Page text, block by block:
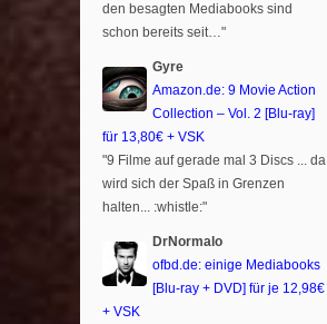
den besagten Mediabooks sind
schon bereits seit…"
Gyre
Amazon.de: 9 Movie Action
Collection – Vol. 2 [Blu-ray]
für 13,80€ + VSK
"9 Filme auf gerade mal 3 Discs ... da
wird sich der Spaß in Grenzen
halten... :whistle:"
DrNormalo
ofbd.de: einige Mediabooks
[Blu-ray + DVD] für je 12,98€
+ VSK